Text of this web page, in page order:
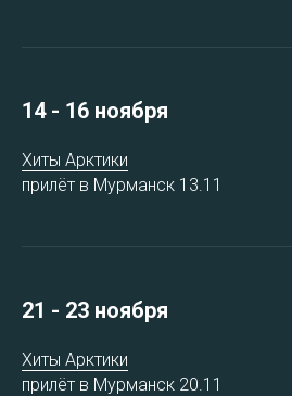
14 - 16 ноября
Хиты Арктики
прилёт в Мурманск 13.11
21 - 23 ноября
Хиты Арктики
прилёт в Мурманск 20.11